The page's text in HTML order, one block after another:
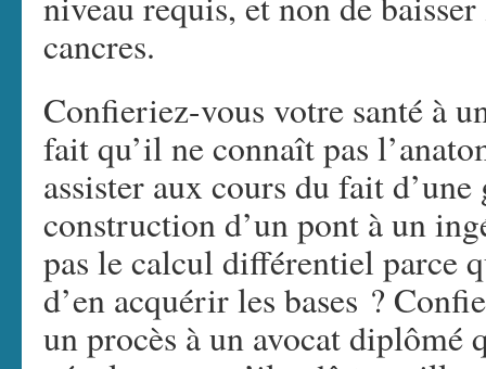
cancres.
Confieriez-vous votre santé à
fait qu’il ne connaît pas
assister aux cours du fait
construction d’un pont à un
pas le calcul différentiel parce
d’en acquérir les bases ?
un procès à un avocat diplômé